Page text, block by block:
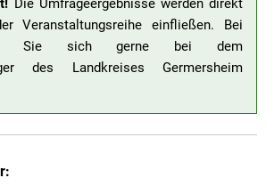
Veranstaltungsreihe einfließen. Bei
Sie sich gerne bei dem
des Landkreises Germersheim